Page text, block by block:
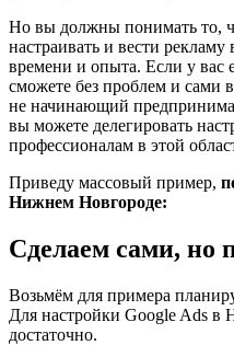
Но вы должны понимать то,
настраивать и вести
времени и опыта. Если у вас
сможете без проблем и сами
не начинающий
вы можете делегировать
профессионалам в этой
Приведу массовый пример,
Нижнем Новгороде:
Сделаем сами, но
Возьмём для примера
Для настройки Google Ads в
достаточно.